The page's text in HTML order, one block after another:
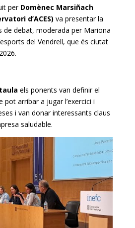
per Domènec Marsiñach
d’ACES) va presentar la
de debat, moderada per Mariona
del Vendrell, que és ciutat
els ponents van definir el
pot arribar a jugar l’exercici i
i van donar interessants claus
saludable.